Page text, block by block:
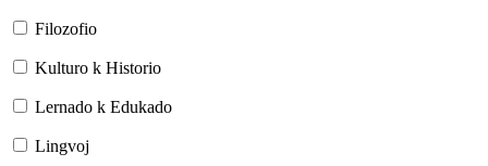
Filozofio
Kulturo k Historio
Lernado k Edukado
Lingvoj